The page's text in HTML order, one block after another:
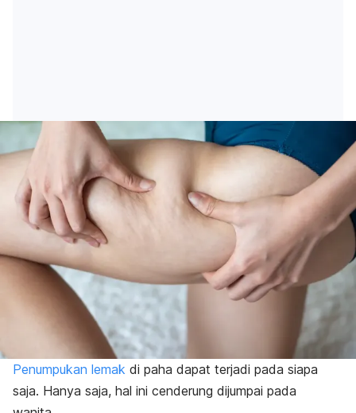
Penumpukan lemak di paha dapat terjadi pada siapa
saja. Hanya saja, hal ini cenderung dijumpai pada